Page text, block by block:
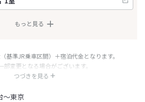
もっと見る
つづきを見る
基準JR乗車区間）＋宿泊代金となります。
変更となる場合がございます。
・プラン内容は一定時間ごとに更新されます。最
～東京